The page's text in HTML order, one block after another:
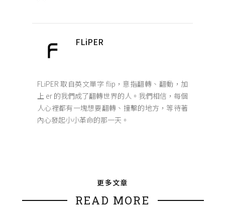
FLiPER
FLiPER 取自英文單字 flip，意指翻轉、翻動，加
上 er 的我們成了翻轉世界的人。我們相信，每個
人心裡都有一塊想要翻轉、撞擊的地方，等待著
內心發起小小革命的那一天。
更多文章
READ MORE